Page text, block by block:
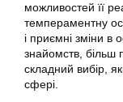
можливостей її
темпераментну
і приємні зміни в
знайомств, більш
складний вибір,
сфері.